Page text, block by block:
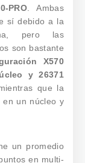
PRO . Ambas
sí debido a la
pero las
son bastante
X570
y 26371
que la
en un núcleo y
un promedio
en multi-